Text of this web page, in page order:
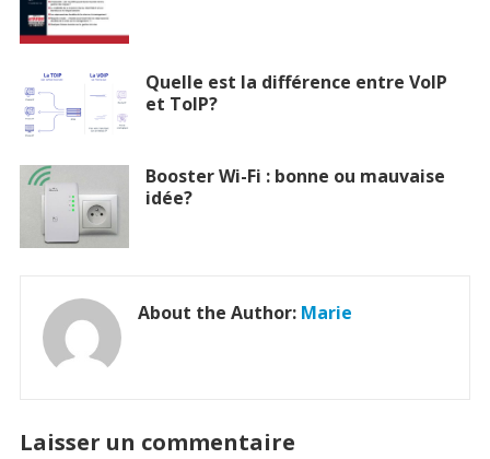
Quelle est la différence entre VoIP
et ToIP?
Booster Wi-Fi : bonne ou mauvaise
idée?
About the Author: Marie
Laisser un commentaire